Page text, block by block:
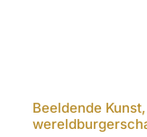
Beeldende